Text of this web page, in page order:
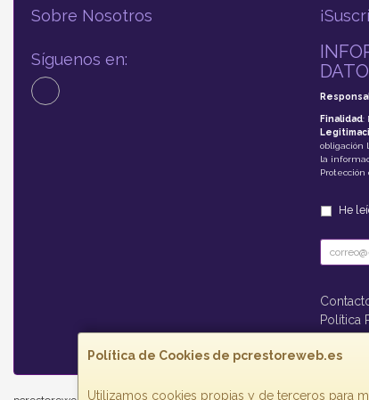
Política de Cookies de pcrestoreweb.es
Utilizamos cookies propias y de terceros para
Sobre Nosotros
Síguenos en:
Finalidad:
obligación
la
He
Política